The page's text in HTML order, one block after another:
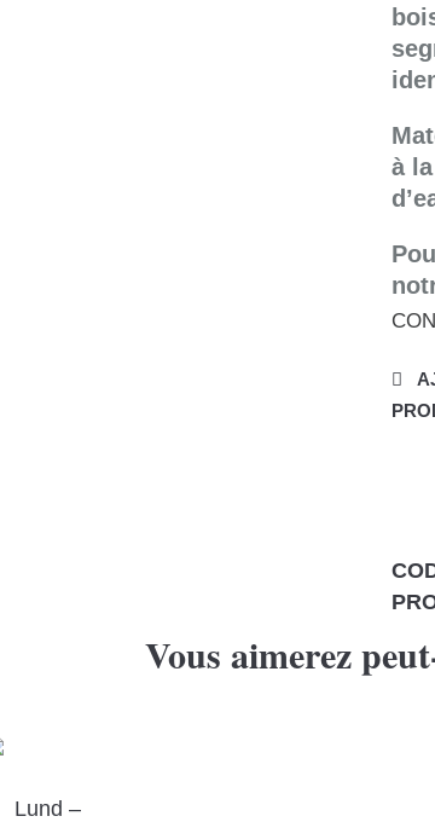
à
Vous aimerez
Lund –